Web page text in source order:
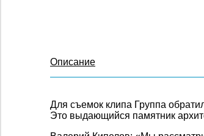
Описание
Для съемок клипа Группа
Это выдающийся памятник